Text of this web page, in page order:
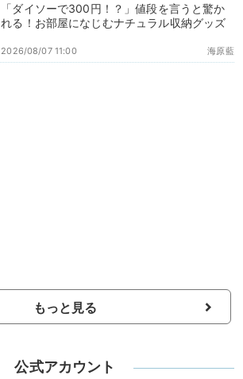
「ダイソーで300円！？」値段を言うと驚か
れる！お部屋になじむナチュラル収納グッズ
海原藍
2026/08/07 11:00
もっと見る
公式アカウント